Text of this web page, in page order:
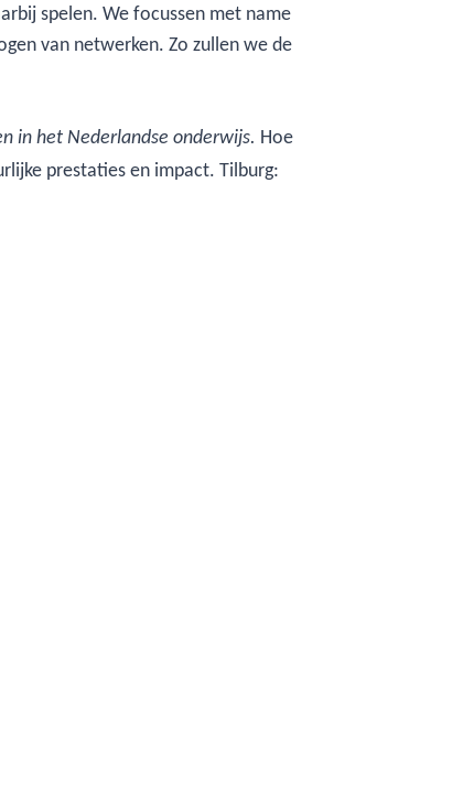
spelen. We focussen met name
van netwerken. Zo zullen we de
in het Nederlandse onderwijs. Hoe
prestaties en impact. Tilburg: